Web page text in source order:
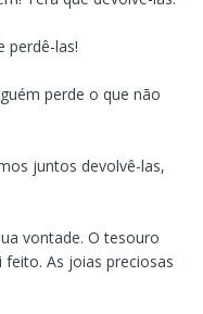
perdê-las!
perde o que não
juntos devolvê-las,
vontade. O tesouro
As joias preciosas